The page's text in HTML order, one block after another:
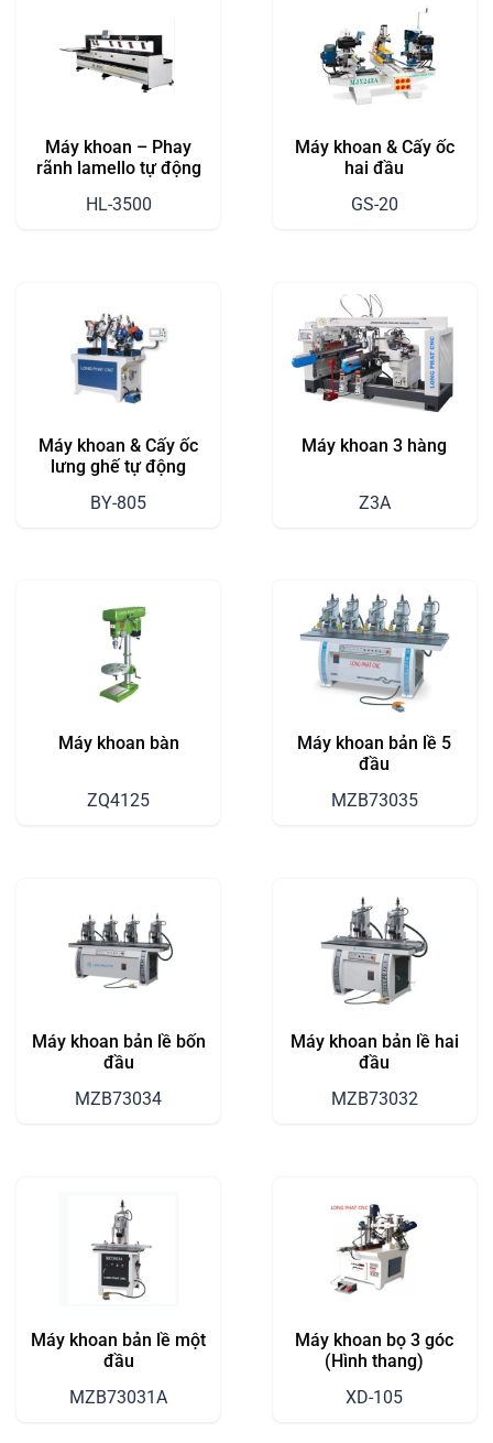
Máy khoan – Phay
rãnh lamello tự động
HL-3500
Máy khoan & Cấy ốc
hai đầu
GS-20
Máy khoan & Cấy ốc
lưng ghế tự động
BY-805
Máy khoan 3 hàng
Z3A
Máy khoan bàn
ZQ4125
Máy khoan bản lề 5
đầu
MZB73035
Máy khoan bản lề bốn
đầu
MZB73034
Máy khoan bản lề hai
đầu
MZB73032
Máy khoan bản lề một
đầu
MZB73031A
Máy khoan bọ 3 góc
(Hình thang)
XD-105